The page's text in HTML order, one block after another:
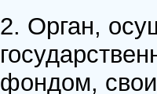
2. Орган,
фондом,